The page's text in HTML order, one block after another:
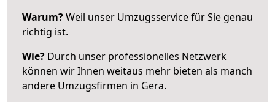
Warum?Weil unser Umzugsservice für Sie genau
richtig ist.
Wie? Durch unser professionelles Netzwerk
können wir Ihnen weitaus mehr bieten als manch
andere Umzugsfirmen in Gera.